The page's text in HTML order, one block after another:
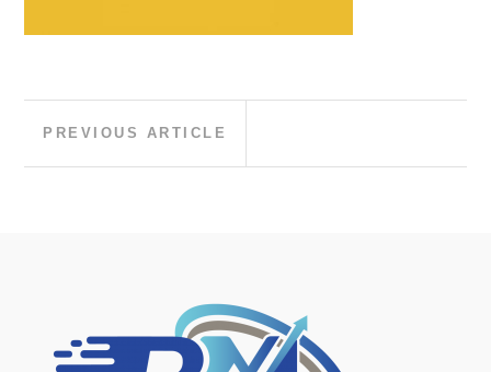
Post
navigation
PREVIOUS ARTICLE